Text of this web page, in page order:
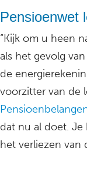
Pensioenwet
“Kijk om u heen
als het gevolg
de
voorzitter van de
dat nu al doet.
het verliezen van